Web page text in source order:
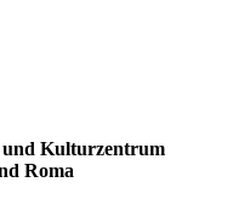
und Kulturzentrum
Roma